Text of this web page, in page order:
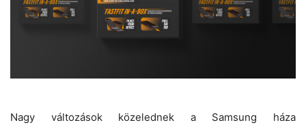
Nagy változások közelednek a Samsung háza